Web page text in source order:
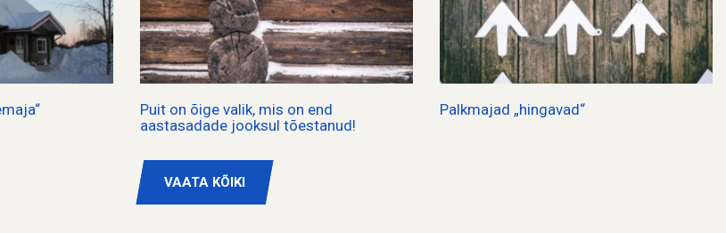
Puit on õige valik, mis on end
aastasadade jooksul tõestanud!
Palkmajad „hingavad“
VAATA KÕIKI